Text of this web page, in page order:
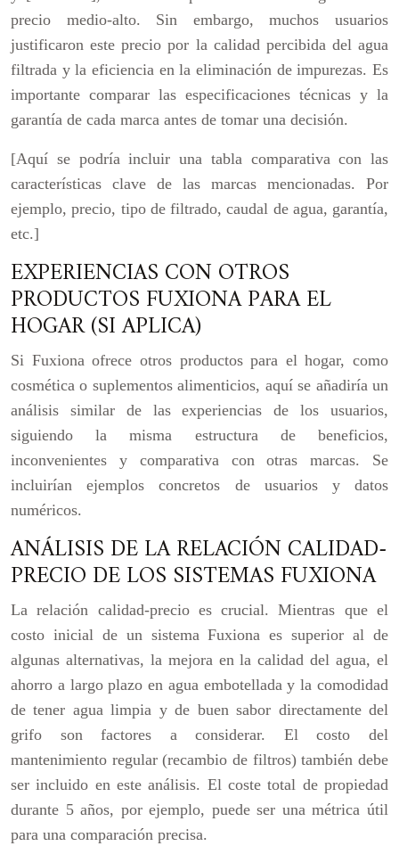
precio medio-alto. Sin embargo, muchos usuarios
justificaron este precio por la calidad percibida del agua
filtrada y la eficiencia en la eliminación de impurezas. Es
importante comparar las especificaciones técnicas y la
garantía de cada marca antes de tomar una decisión.
[Aquí se podría incluir una tabla comparativa con las
características clave de las marcas mencionadas. Por
ejemplo, precio, tipo de filtrado, caudal de agua, garantía,
etc.]
EXPERIENCIAS CON OTROS
PRODUCTOS FUXIONA PARA EL
HOGAR (SI APLICA)
Si Fuxiona ofrece otros productos para el hogar, como
cosmética o suplementos alimenticios, aquí se añadiría un
análisis similar de las experiencias de los usuarios,
siguiendo la misma estructura de beneficios,
inconvenientes y comparativa con otras marcas. Se
incluirían ejemplos concretos de usuarios y datos
numéricos.
ANÁLISIS DE LA RELACIÓN CALIDAD-
PRECIO DE LOS SISTEMAS FUXIONA
La relación calidad-precio es crucial. Mientras que el
costo inicial de un sistema Fuxiona es superior al de
algunas alternativas, la mejora en la calidad del agua, el
ahorro a largo plazo en agua embotellada y la comodidad
de tener agua limpia y de buen sabor directamente del
grifo son factores a considerar. El costo del
mantenimiento regular (recambio de filtros) también debe
ser incluido en este análisis. El coste total de propiedad
durante 5 años, por ejemplo, puede ser una métrica útil
para una comparación precisa.